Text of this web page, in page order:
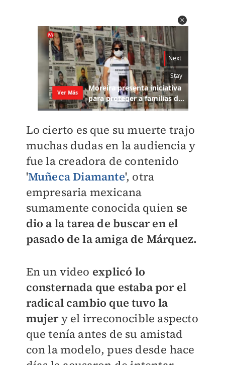
Lo cierto es que su muerte trajo
muchas dudas en la audiencia y
fue la creadora de contenido
'Muñeca Diamante', otra
empresaria mexicana
sumamente conocida quien se
dio a la tarea de buscar en el
pasado de la amiga de Márquez.
En un video explicó lo
consternada que estaba por el
radical cambio que tuvo la
mujery el irreconocible aspecto
que tenía antes de su amistad
con la modelo, pues desde hace